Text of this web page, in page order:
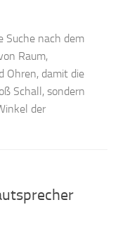
Suche nach dem
Raum,
Ohren, damit die
Schall, sondern
der